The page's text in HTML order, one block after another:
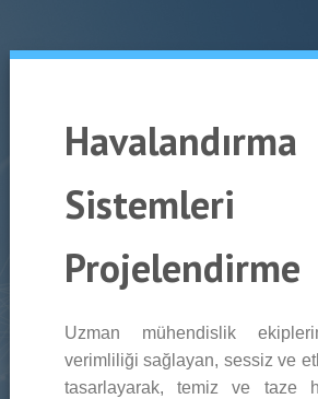
Havalandırma
Sistemleri
Projelendirme
Uzman mühendislik
verimliliği sağlayan, sessiz ve
tasarlayarak, temiz ve taze